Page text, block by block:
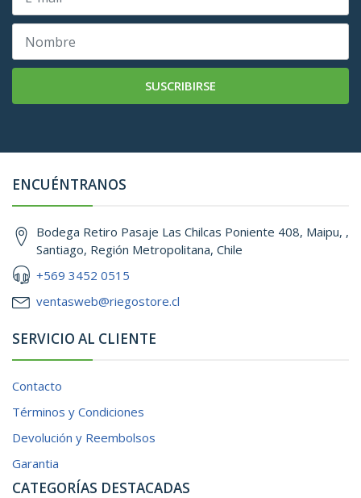
SUSCRIBIRSE
ENCUÉNTRANOS
Bodega Retiro Pasaje Las Chilcas Poniente 408, Maipu, ,
Santiago, Región Metropolitana, Chile
+569 3452 0515
ventasweb@riegostore.cl
SERVICIO AL CLIENTE
Contacto
Términos y Condiciones
Devolución y Reembolsos
Garantia
CATEGORÍAS DESTACADAS